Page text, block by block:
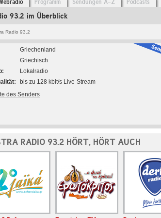
Programm Sendungen A-Z Podcasts
93.2 im Überblick
Radio 93.2
Griechenland
Griechisch
Lokalradio
bis zu 128 kbit/s Live-Stream
des Senders
RADIO 93.2 HÖRT, HÖRT AUCH